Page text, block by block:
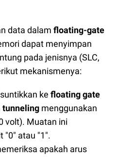
data dalam floating-gate
dapat menyimpan
pada jenisnya (SLC,
mekanismenya:
ke floating gate
tunneling menggunakan
volt). Muatan ini
"0" atau "1".
apakah arus